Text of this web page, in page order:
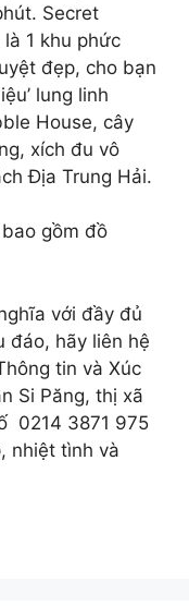
Secret
1 khu phức
đẹp, cho bạn
lung linh
House, cây
xích đu vô
Địa Trung Hải.
gồm đồ
với đầy đủ
đáo, hãy liên hệ
tin và Xúc
Si Păng, thị xã
0214 3871 975
nhiệt tình và